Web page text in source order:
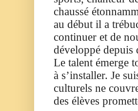
chaussé
au début il a
continuer et de
développé depuis
Le talent émerge
à s’installer. Je
culturels ne
des élèves